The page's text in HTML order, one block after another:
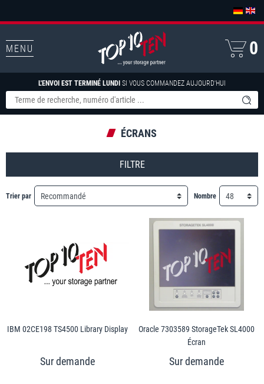
MENU
L'ENVOI EST TERMINÉ LUNDI SI VOUS COMMANDEZ AUJOURD'HUI
0
ÉCRANS
FILTRE
IBM 02CE198 TS4500 Library Display
Oracle 7303589 StorageTek SL4000
Écran